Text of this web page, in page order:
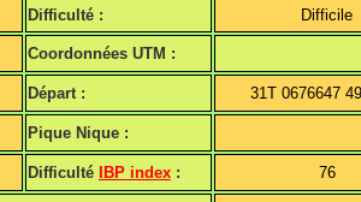
Difficulté : Difficile
Coordonnées UTM :
Départ : 31T 0676647
Pique Nique :
Difficulté IBP index : 76